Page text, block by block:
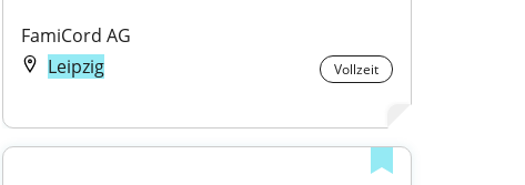
FamiCord AG
Leipzig
Vollzeit